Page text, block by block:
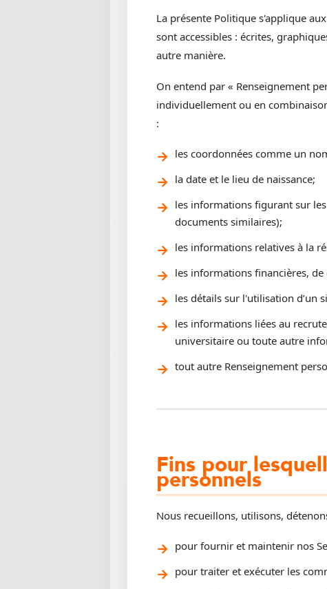
La présente Politique s'applique
sont accessibles : écrites,
autre manière.
On entend par « Renseignement
individuellement ou en
:
les coordonnées comme un
la date et le lieu de naissance;
les informations figurant sur
documents similaires);
les informations relatives à la
les informations financières,
les détails sur l'utilisation d’un
les informations liées au
universitaire ou toute autre
tout autre Renseignement
Fins pour
personnels
Nous recueillons, utilisons,
pour fournir et maintenir nos
pour traiter et exécuter les